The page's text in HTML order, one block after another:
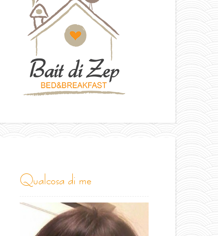
qualcosa di me